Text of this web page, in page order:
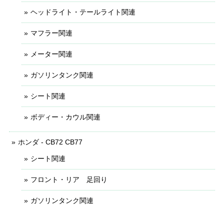
ヘッドライト・テールライト関連
マフラー関連
メーター関連
ガソリンタンク関連
シート関連
ボディー・カウル関連
ホンダ - CB72 CB77
シート関連
フロント・リア 足回り
ガソリンタンク関連